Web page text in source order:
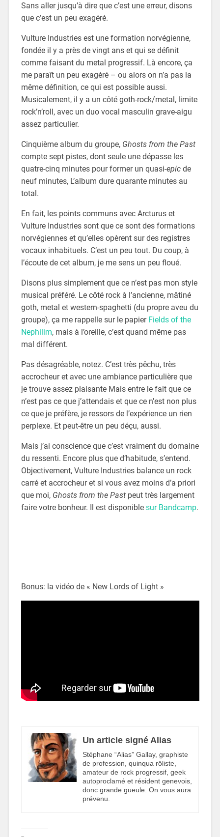
Sans aller jusqu’à dire que c’est une erreur, disons
que c’est un peu exagéré.
Vulture Industries est une formation norvégienne,
fondée il y a près de vingt ans et qui se définit
comme faisant du metal progressif. Là encore, ça
me paraît un peu exagéré – ou alors on n’a pas la
même définition, ce qui est possible aussi.
Musicalement, il y a un côté goth-rock/metal, limite
rock’n’roll, avec un duo vocal masculin grave-aigu
assez particulier.
Cinquième album du groupe, Ghosts from the Past
compte sept pistes, dont seule une dépasse les
quatre-cinq minutes pour former un quasi-epicde
neuf minutes, L’album dure quarante minutes au
total.
En fait, les points communs avec Arcturus et
Vulture Industries sont que ce sont des formations
norvégiennes et qu’elles opèrent sur des registres
vocaux inhabituels. C’est un peu tout. Du coup, à
l’écoute de cet album, je me sens un peu floué.
Disons plus simplement que ce n’est pas mon style
musical préféré. Le côté rock à l’ancienne, mâtiné
goth, metal et western-spaghetti (du propre aveu du
groupe), ça me rappelle sur le papier Fields of the
Nephilim, mais à l’oreille, c’est quand même pas
mal différent.
Pas désagréable, notez. C’est très pêchu, très
accrocheur et avec une ambiance particulière que
je trouve assez plaisante Mais entre le fait que ce
n’est pas ce que j’attendais et que ce n’est non plus
ce que je préfère, je ressors de l’expérience un rien
perplexe. Et peut-être un peu déçu, aussi.
Mais j’ai conscience que c’est vraiment du domaine
du ressenti. Encore plus que d’habitude, s’entend.
Objectivement, Vulture Industries balance un rock
carré et accrocheur et si vous avez moins d’a priori
que moi, Ghosts from the Pastpeut très largement
faire votre bonheur. Il est disponible sur Bandcamp.
Bonus: la vidéo de « New Lords of Light »
Un article signé Alias
Stéphane “Alias” Gallay, graphiste
de profession, quinqua rôliste,
amateur de rock progressif, geek
autoproclamé et résident genevois,
donc grande gueule. On vous aura
prévenu.